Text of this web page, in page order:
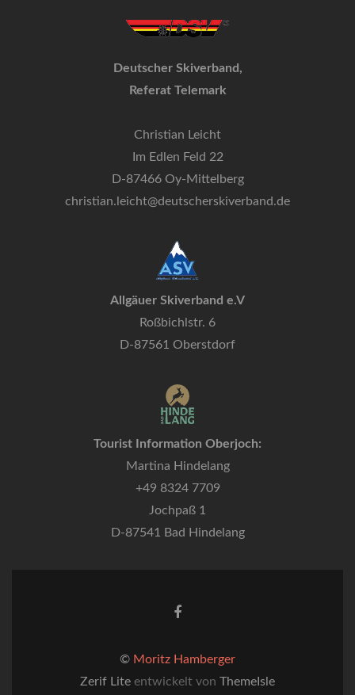
Deutscher Skiverband,
Referat Telemark
Christian Leicht
Im Edlen Feld 22
D-87466 Oy-Mittelberg
christian.leicht@deutscherskiverband.de
Allgäuer Skiverband e.V
Roßbichlstr. 6
D-87561 Oberstdorf
Tourist Information Oberjoch:
Martina Hindelang
+49 8324 7709
Jochpaß 1
D-87541 Bad Hindelang
Facebook-
© Moritz Hamberger
Zerif Lite entwickelt von ThemeIsle